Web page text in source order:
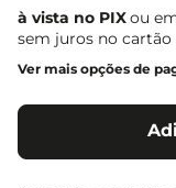
ou
sem juros no cartão
Ver mais opções de